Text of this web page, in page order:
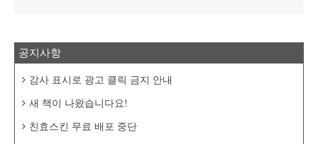
공지사항
감사 표시로 광고 클릭 금지 안내
새 책이 나왔습니다요!
친효스킨 무료 배포 중단